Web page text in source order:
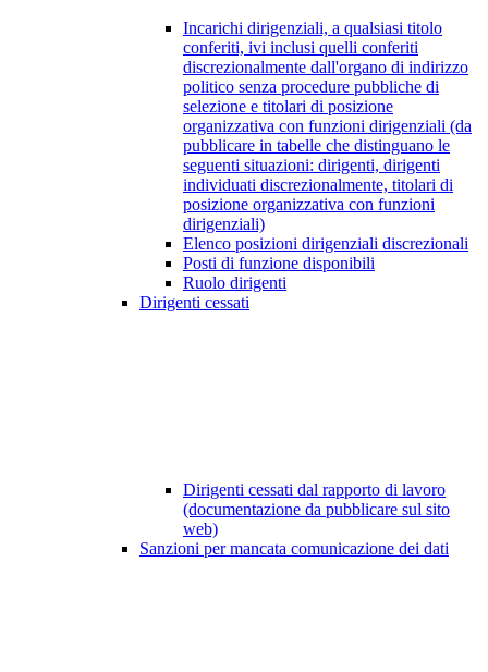
Incarichi dirigenziali, a qualsiasi titolo
conferiti, ivi inclusi quelli conferiti
discrezionalmente dall'organo di indirizzo
politico senza procedure pubbliche di
selezione e titolari di posizione
organizzativa con funzioni dirigenziali (da
pubblicare in tabelle che distinguano le
seguenti situazioni: dirigenti, dirigenti
individuati discrezionalmente, titolari di
posizione organizzativa con funzioni
dirigenziali)
Elenco posizioni dirigenziali discrezionali
Posti di funzione disponibili
Ruolo dirigenti
Dirigenti cessati
Dirigenti cessati dal rapporto di lavoro
(documentazione da pubblicare sul sito
web)
Sanzioni per mancata comunicazione dei dati